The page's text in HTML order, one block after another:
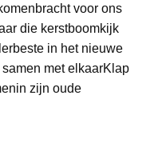
voor ons
die kerstboomkijk
in het nieuwe
met elkaarKlap
zijn oude